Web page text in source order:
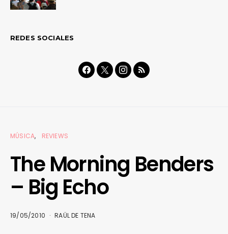
REDES SOCIALES
MÚSICA REVIEWS
The Morning Benders
– Big Echo
19/05/2010 RAÜL DE TENA